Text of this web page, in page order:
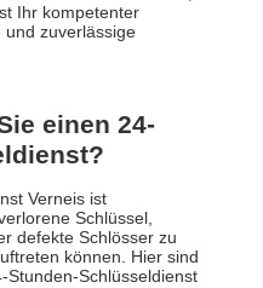
Ihr kompetenter
zuverlässige
einen 24-
Verneis ist
Schlüssel,
defekte Schlösser zu
können. Hier sind
Schlüsseldienst